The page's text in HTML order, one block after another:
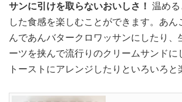
サンに引けを取らないおいしさ！ 温め
した食感を楽しむことができます。あん
んであんバタークロワッサンにしたり、
ーツを挟んで流行りのクリームサンドに
トーストにアレンジしたりといろいろと